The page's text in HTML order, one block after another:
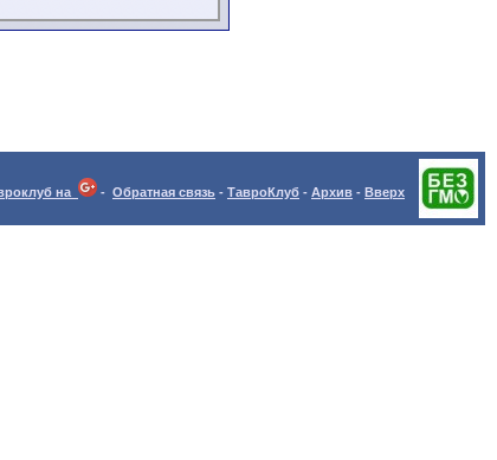
на - Обратная связь - ТавроКлуб - Архив - Вверх